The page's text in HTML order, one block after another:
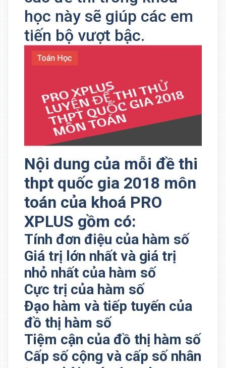
học này sẽ giúp các em
tiến bộ vượt bậc.
Nội dung của mỗi đề thi
thpt quốc gia 2018 môn
toán của khoá PRO
XPLUS gồm có:
Tính đơn điệu của hàm số
Giá trị lớn nhất và giá trị
nhỏ nhất của hàm số
Cực trị của hàm số
Đạo hàm và tiếp tuyến của
đồ thị hàm số
Tiệm cận của đồ thị hàm số
Cấp số cộng và cấp số nhân